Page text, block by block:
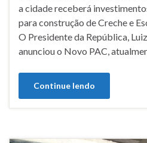
a cidade receberá
para construção de Creche e
O Presidente da República,
anunciou o Novo PAC,
Continue lendo